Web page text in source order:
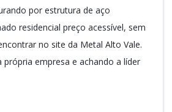
por estrutura de aço
residencial preço acessível, sem
no site da Metal Alto Vale.
empresa e achando a líder